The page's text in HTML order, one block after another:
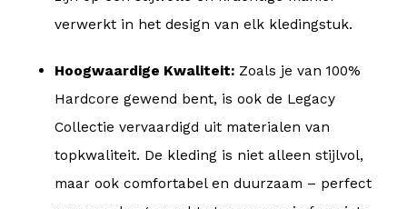
verwerkt in het design van elk kledingstuk.
Hoogwaardige Kwaliteit: Zoals je van 100%
Hardcore gewend bent, is ook de Legacy
Collectie vervaardigd uit materialen van
topkwaliteit. De kleding is niet alleen stijlvol,
maar ook comfortabel en duurzaam – perfect